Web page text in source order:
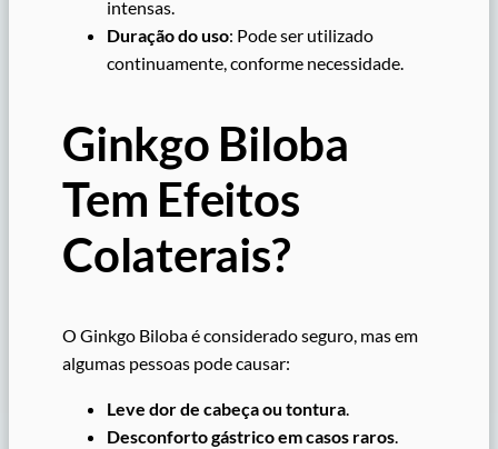
intensas.
Duração do uso: Pode ser utilizado
continuamente, conforme necessidade.
Ginkgo Biloba
Tem Efeitos
Colaterais?
O Ginkgo Biloba é considerado seguro, mas em
algumas pessoas pode causar:
Leve dor de cabeça ou tontura.
Desconforto gástrico em casos raros.